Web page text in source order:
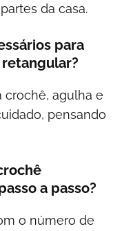
da casa.
para
crochê, agulha e
pensando
a passo?
o número de